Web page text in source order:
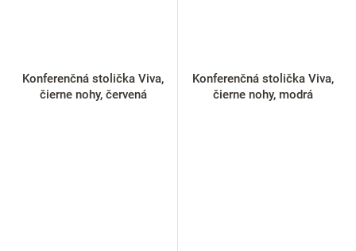
Konferenčná stolička Viva,
čierne nohy, červená
Konferenčná stolička Viva,
čierne nohy, modrá